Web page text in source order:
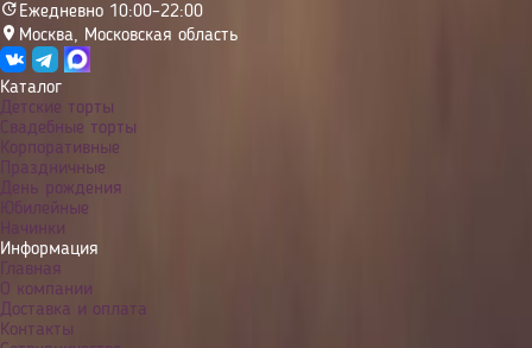
Ежедневно 10:00–22:00
Москва, Московская область
Каталог
Детские торты
Свадебные торты
Корпоративные
Праздничные
День рождения
Юбилейные
Начинки
Информация
Главная
О компании
Доставка и оплата
Контакты